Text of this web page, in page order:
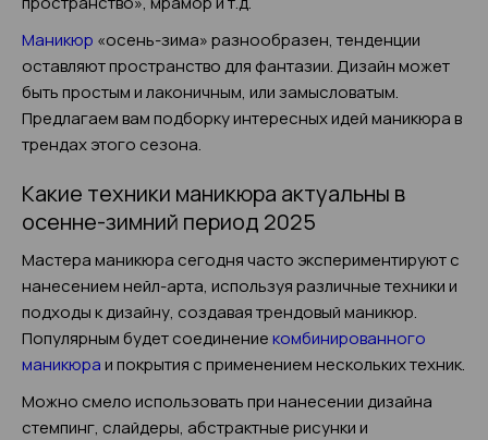
Маникюр «осень-зима» разнообразен, тенденции
оставляют пространство для фантазии. Дизайн может
быть простым и лаконичным, или замысловатым.
Предлагаем вам подборку интересных идей маникюра в
трендах этого сезона.
Какие техники маникюра актуальны в
осенне-зимний период 2025
Мастера маникюра сегодня часто экспериментируют с
нанесением нейл-арта, используя различные техники и
подходы к дизайну, создавая трендовый маникюр.
Популярным будет соединениекомбинированного
маникюраи покрытия с применением нескольких техник.
Можно смело использовать при нанесении дизайна
стемпинг, слайдеры, абстрактные рисунки и